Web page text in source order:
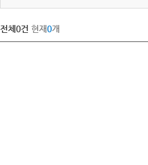
전체 0건 현재0개